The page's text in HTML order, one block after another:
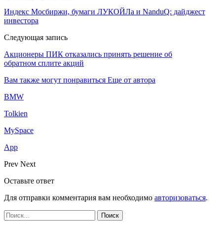
Индекс Мосбиржи, бумаги ЛУКОЙЛа и NanduQ: дайджест
инвестора
Следующая запись
Акционеры ПИК отказались принять решение об
обратном сплите акций
Вам также могут понравиться Еще от автора
BMW
Tolkien
MySpace
App
Prev Next
Оставьте ответ
Для отправки комментария вам необходимо авторизоваться.